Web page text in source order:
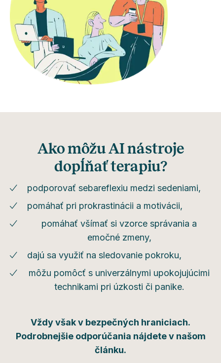
Ako môžu AI nástroje
dopĺňať terapiu?
podporovať sebareflexiu medzi sedeniami,
pomáhať pri prokrastinácii a motivácii,
pomáhať všímať si vzorce správania a
emočné zmeny,
dajú sa využiť na sledovanie pokroku,
môžu pomôcť s univerzálnymi upokojujúcimi
technikami pri úzkosti či panike.
Vždy však v bezpečných hraniciach.
Podrobnejšie odporúčania nájdete v našom
článku.